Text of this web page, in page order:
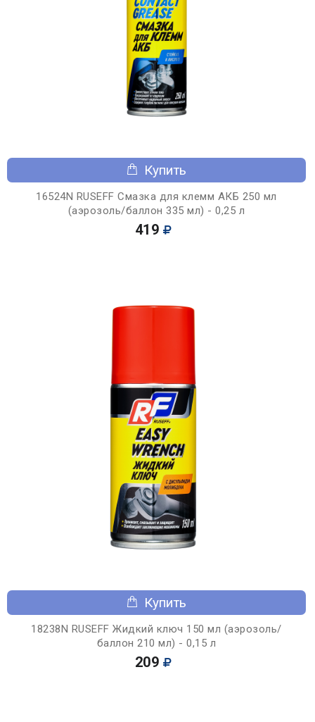
Купить
16524N RUSEFF Смазка для клемм АКБ 250 мл
(аэрозоль/баллон 335 мл) - 0,25 л
419
Купить
18238N RUSEFF Жидкий ключ 150 мл (аэрозоль/
баллон 210 мл) - 0,15 л
209